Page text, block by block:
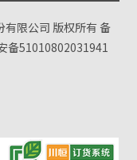
限公司 版权所有备
备51010802031941